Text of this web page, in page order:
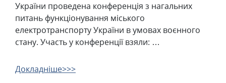
України проведена конференція з нагальних
питань функціонування міського
електротранспорту України в умовах воєнного
стану. Участь у конференції взяли: …
Докладніше>>>